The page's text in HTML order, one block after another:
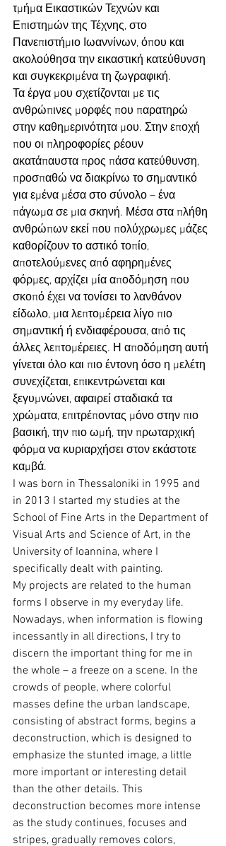
τμήμα Εικαστικών Τεχνών και
Επιστημών της Τέχνης, στο
Πανεπιστήμιο Ιωαννίνων, όπου και
ακολούθησα την εικαστική κατεύθυνση
και συγκεκριμένα τη ζωγραφική.
Τα έργα μου σχετίζονται με τις
ανθρώπινες μορφές που παρατηρώ
στην καθημερινότητα μου. Στην εποχή
που οι πληροφορίες ρέουν
ακατάπαυστα προς πάσα κατεύθυνση,
προσπαθώ να διακρίνω το σημαντικό
για εμένα μέσα στο σύνολο – ένα
πάγωμα σε μια σκηνή. Μέσα στα πλήθη
ανθρώπων εκεί που πολύχρωμες μάζες
καθορίζουν το αστικό τοπίο,
αποτελούμενες από αφηρημένες
φόρμες, αρχίζει μία αποδόμηση που
σκοπό έχει να τονίσει το λανθάνον
είδωλο, μια λεπτομέρεια λίγο πιο
σημαντική ή ενδιαφέρουσα, από τις
άλλες λεπτομέρειες. Η αποδόμηση αυτή
γίνεται όλο και πιο έντονη όσο η μελέτη
συνεχίζεται, επικεντρώνεται και
ξεγυμνώνει, αφαιρεί σταδιακά τα
χρώματα, επιτρέποντας μόνο στην πιο
βασική, την πιο ωμή, την πρωταρχική
φόρμα να κυριαρχήσει στον εκάστοτε
καμβά.
I was born in Thessaloniki in 1995 and
in 2013 I started my studies at the
School of Fine Arts in the Department of
Visual Arts and Science of Art, in the
University of Ioannina, where I
specifically dealt with painting.
My projects are related to the human
forms I observe in my everyday life.
Nowadays, when information is flowing
incessantly in all directions, I try to
discern the important thing for me in
the whole – a freeze on a scene. In the
crowds of people, where colorful
masses define the urban landscape,
consisting of abstract forms, begins a
deconstruction, which is designed to
emphasize the stunted image, a little
more important or interesting detail
than the other details. This
deconstruction becomes more intense
as the study continues, focuses and
stripes, gradually removes colors,